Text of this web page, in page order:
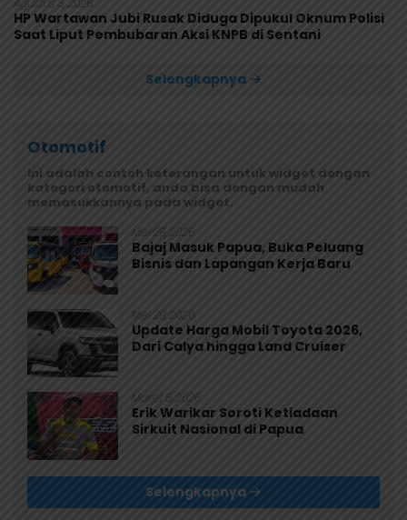
HP Wartawan Jubi Rusak Diduga Dipukul Oknum Polisi
Saat Liput Pembubaran Aksi KNPB di Sentani
Selengkapnya
Otomotif
Ini adalah contoh keterangan untuk widget dengan
kategori otomotif, anda bisa dengan mudah
memasukkannya pada widget.
Mei 29, 2026
Bajaj Masuk Papua, Buka Peluang
Bisnis dan Lapangan Kerja Baru
Mei 29, 2026
Update Harga Mobil Toyota 2026,
Dari Calya hingga Land Cruiser
Maret 5, 2026
Erik Warikar Soroti Ketiadaan
Sirkuit Nasional di Papua
Selengkapnya